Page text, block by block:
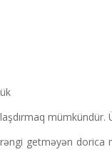
mümkündür.
getməyən dorica